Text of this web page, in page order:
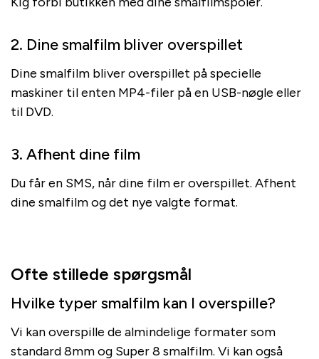
2. Dine smalfilm bliver overspillet
Dine smalfilm bliver overspillet på specielle
maskiner til enten MP4-filer på en USB-nøgle eller
til DVD.
3. Afhent dine film
Du får en SMS, når dine film er overspillet. Afhent
dine smalfilm og det nye valgte format.
Ofte stillede spørgsmål
Hvilke typer smalfilm kan I overspille?
Vi kan overspille de almindelige formater som
standard 8mm og Super 8 smalfilm. Vi kan også